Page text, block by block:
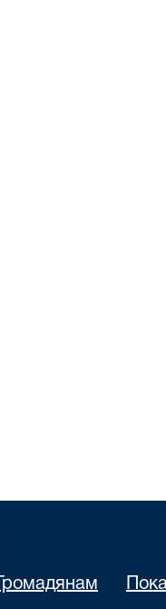
Громадянам